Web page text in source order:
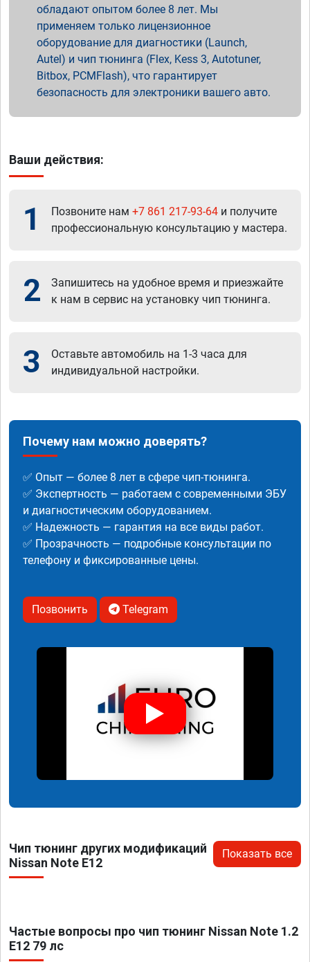
обладают опытом более 8 лет. Мы
применяем только лицензионное
оборудование для диагностики (Launch,
Autel) и чип тюнинга (Flex, Kess 3, Autotuner,
Bitbox, PCMFlash), что гарантирует
безопасность для электроники вашего авто.
Ваши действия:
1 Позвоните нам +7 861 217-93-64 и получите
профессиональную консультацию у мастера.
2
Запишитесь на удобное время и приезжайте
к нам в сервис на установку чип тюнинга.
3
Оставьте автомобиль на 1-3 часа для
индивидуальной настройки.
Почему нам можно доверять?
✅ Опыт — более 8 лет в сфере чип-тюнинга.
✅ Экспертность — работаем с современными ЭБУ
и диагностическим оборудованием.
✅ Надежность — гарантия на все виды работ.
✅ Прозрачность — подробные консультации по
телефону и фиксированные цены.
Позвонить Telegram
Чип тюнинг других модификаций
Nissan Note E12
Показать все
Частые вопросы про чип тюнинг Nissan Note 1.2
E12 79 лс